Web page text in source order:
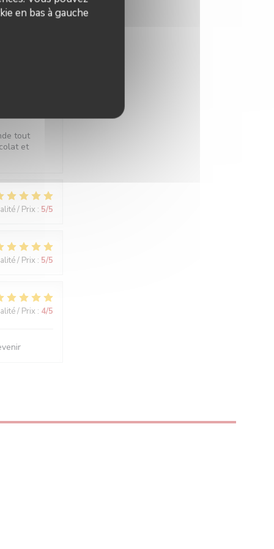
en bas à gauche
tout
et
/ Prix : 5/5
/ Prix : 5/5
/ Prix : 4/5